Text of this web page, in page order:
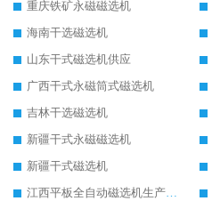
重庆铁矿永磁磁选机
海南干选磁选机
山东干式磁选机供应
广西干式永磁筒式磁选机
吉林干选磁选机
新疆干式永磁磁选机
新疆干式磁选机
江西平板全自动磁选机生产厂家